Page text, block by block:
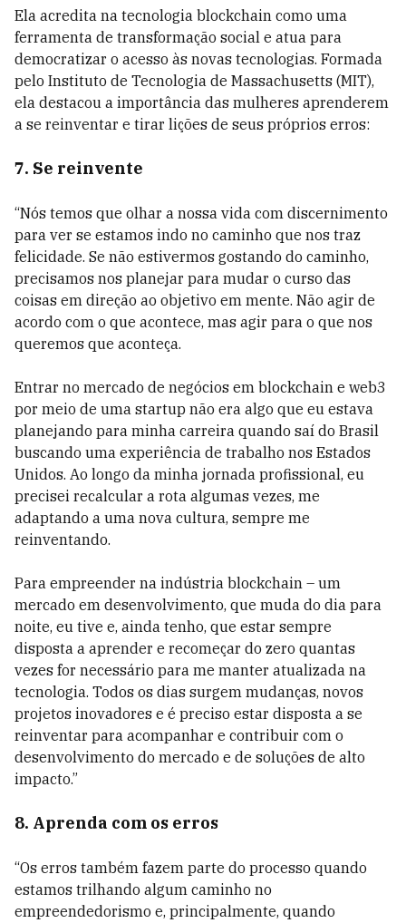
Ela acredita na tecnologia blockchain como uma
ferramenta de transformação social e atua para
democratizar o acesso às novas tecnologias. Formada
pelo Instituto de Tecnologia de Massachusetts (MIT),
ela destacou a importância das mulheres aprenderem
a se reinventar e tirar lições de seus próprios erros:
7. Se reinvente
“Nós temos que olhar a nossa vida com discernimento
para ver se estamos indo no caminho que nos traz
felicidade. Se não estivermos gostando do caminho,
precisamos nos planejar para mudar o curso das
coisas em direção ao objetivo em mente. Não agir de
acordo com o que acontece, mas agir para o que nos
queremos que aconteça.
Entrar no mercado de negócios em blockchain e web3
por meio de uma startup não era algo que eu estava
planejando para minha carreira quando saí do Brasil
buscando uma experiência de trabalho nos Estados
Unidos. Ao longo da minha jornada profissional, eu
precisei recalcular a rota algumas vezes, me
adaptando a uma nova cultura, sempre me
reinventando.
Para empreender na indústria blockchain – um
mercado em desenvolvimento, que muda do dia para
noite, eu tive e, ainda tenho, que estar sempre
disposta a aprender e recomeçar do zero quantas
vezes for necessário para me manter atualizada na
tecnologia. Todos os dias surgem mudanças, novos
projetos inovadores e é preciso estar disposta a se
reinventar para acompanhar e contribuir com o
desenvolvimento do mercado e de soluções de alto
impacto.”
8. Aprenda com os erros
“Os erros também fazem parte do processo quando
estamos trilhando algum caminho no
empreendedorismo e, principalmente, quando